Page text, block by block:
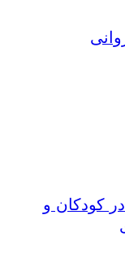
کودکان و